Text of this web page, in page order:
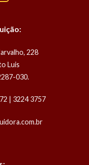
228
Luis
030.
| 3224 3757